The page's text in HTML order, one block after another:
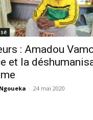
: Amadou
et la
- 24 mai 2020